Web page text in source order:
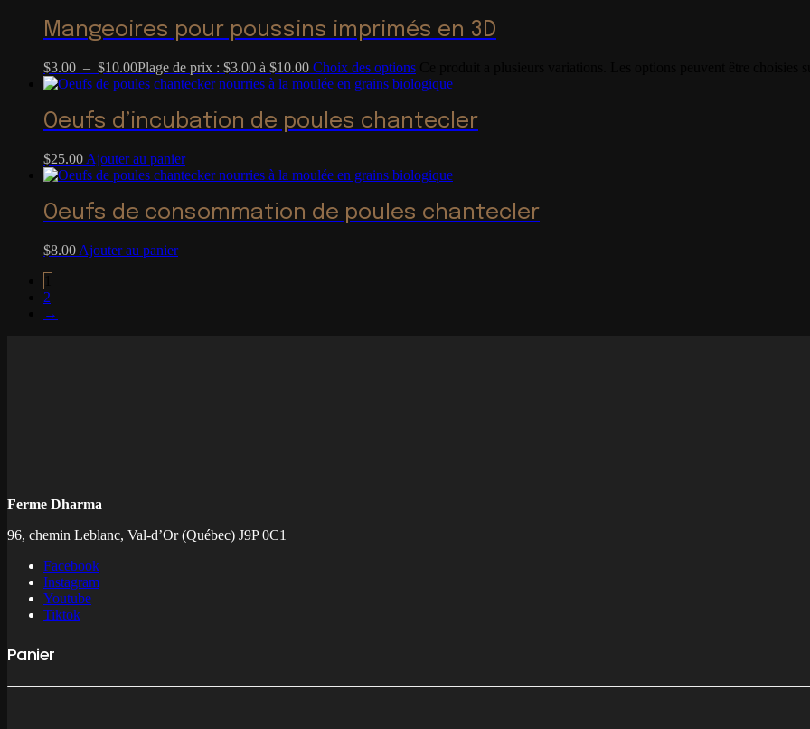
Mangeoires pour poussins imprimés en 3D
$3.00 – $10.00Plage de prix : $3.00 à $10.00 Choix des options
Oeufs d’incubation de poules chantecler
$25.00 Ajouter au panier
Oeufs de consommation de poules chantecler
$8.00 Ajouter au panier
2
→
Ferme Dharma
96, chemin Leblanc, Val-d’Or (Québec) J9P 0C1
Facebook
Instagram
Youtube
Tiktok
Panier